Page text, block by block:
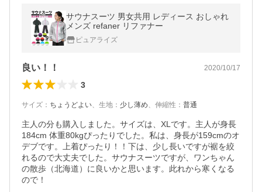
サウナスーツ 男女共用 レディース おしゃれ
メンズ refaner リファナー
ピュアライズ
良い！！ 2020/10/17
3
サイズ ： ちょうどよい、 生地 ： 少し薄め、 伸縮性 ： 普通
主人の分も購入しました。サイズは、XLです。主人が身長
184cm 体重80kgぴったりでした。私は、身長が159cmのオ
デブです。上着ぴったり！！下は、少し長いですが裾を絞
れるので大丈夫でした。サウナスーツですが、ワンちゃん
の散歩（北海道）に良いかと思います。此れから寒くなる
ので！